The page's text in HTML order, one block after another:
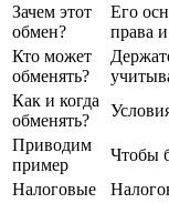
Зачем этот
обмен?
Его
права
Кто может
обменять?
Как и когда
обменять?
Приводим
пример
Чтобы
Налоговые